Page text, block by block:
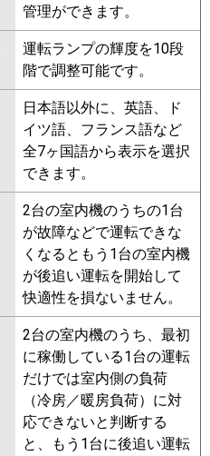
管理ができます。
運転ランプの輝度を10段
階で調整可能です。
日本語以外に、英語、ド
イツ語、フランス語など
全7ヶ国語から表示を選択
できます。
2台の室内機のうちの1台
が故障などで運転できな
くなるともう1台の室内機
が後追い運転を開始して
快適性を損ないません。
2台の室内機のうち、最初
に稼働している1台の運転
だけでは室内側の負荷
（冷房／暖房負荷）に対
応できないと判断する
と、もう1台に後追い運転